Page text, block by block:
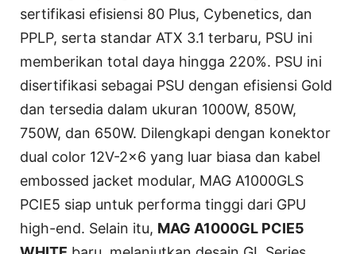
sertifikasi efisiensi 80 Plus, Cybenetics, dan
PPLP, serta standar ATX 3.1 terbaru, PSU ini
memberikan total daya hingga 220%. PSU ini
disertifikasi sebagai PSU dengan efisiensi Gold
dan tersedia dalam ukuran 1000W, 850W,
750W, dan 650W. Dilengkapi dengan konektor
dual color 12V-2x6 yang luar biasa dan kabel
embossed jacket modular, MAG A1000GLS
PCIE5 siap untuk performa tinggi dari GPU
high-end. Selain itu, MAG A1000GL PCIE5